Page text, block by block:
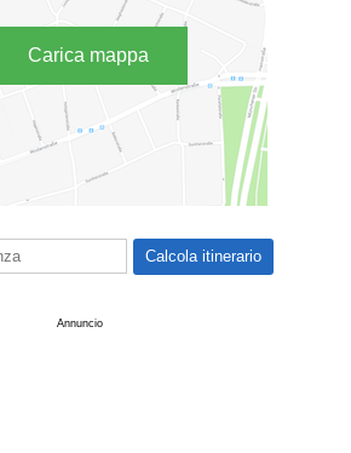
Carica mappa
Annuncio